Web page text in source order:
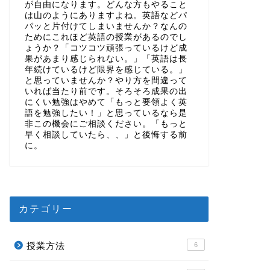
が自由になります。どんな方もやること
は山のようにありますよね。英語などパ
パッと片付けてしまいませんか？なんの
ためにこれほど英語の授業があるのでし
ょうか？「コツコツ頑張っているけど成
果があまり感じられない。」「英語は長
年続けているけど限界を感じている。」
と思っていませんか？やり方を間違って
いれば当たり前です。そろそろ成果の出
にくい勉強はやめて「もっと要領よく英
語を勉強したい！」と思っているなら是
非この機会にご相談ください。「もっと
早く相談していたら、、」と後悔する前
に。
カテゴリー
授業方法 6